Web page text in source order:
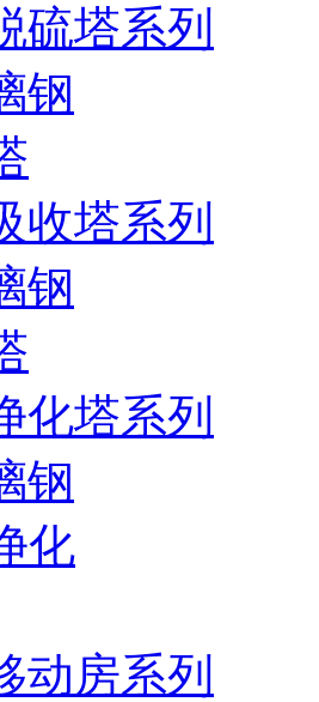
硫塔系列
钢
收塔系列
钢
化塔系列
钢
化
动房系列